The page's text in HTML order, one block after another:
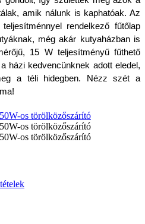
amik nálunk is kaphatóak. Az
rendelkező fűtőlap
még akár kutyaházban is
15 W teljesítményű fűthető
házi kedvencünknek adott eledel,
a téli hidegben. Nézz szét a